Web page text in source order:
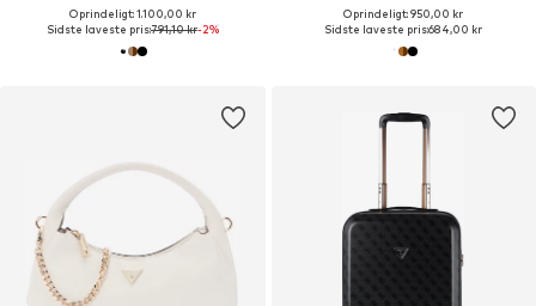
Oprindeligt: 1.100,00 kr
Sidste laveste pris:791,10 kr-2%
Oprindeligt: 950,00 kr
Sidste laveste pris:684,00 kr